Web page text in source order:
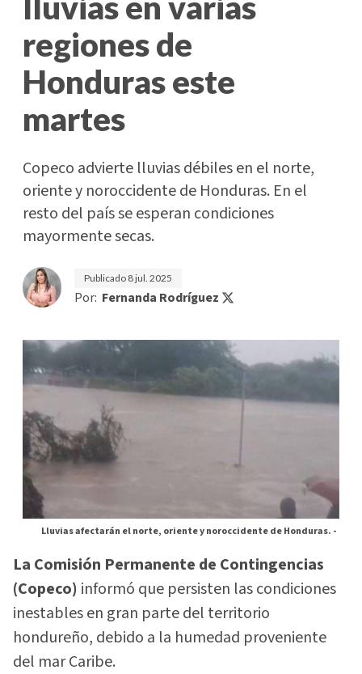
regiones de
Honduras este
martes
Copeco advierte lluvias débiles en el norte,
oriente y noroccidente de Honduras. En el
resto del país se esperan condiciones
mayormente secas.
Publicado 8 jul. 2025
Por: Fernanda Rodríguez
Lluvias afectarán el norte, oriente y noroccidente de Honduras. -
La Comisión Permanente de Contingencias
(Copeco) informó que persisten las condiciones
inestables en gran parte del territorio
hondureño, debido a la humedad proveniente
del mar Caribe.